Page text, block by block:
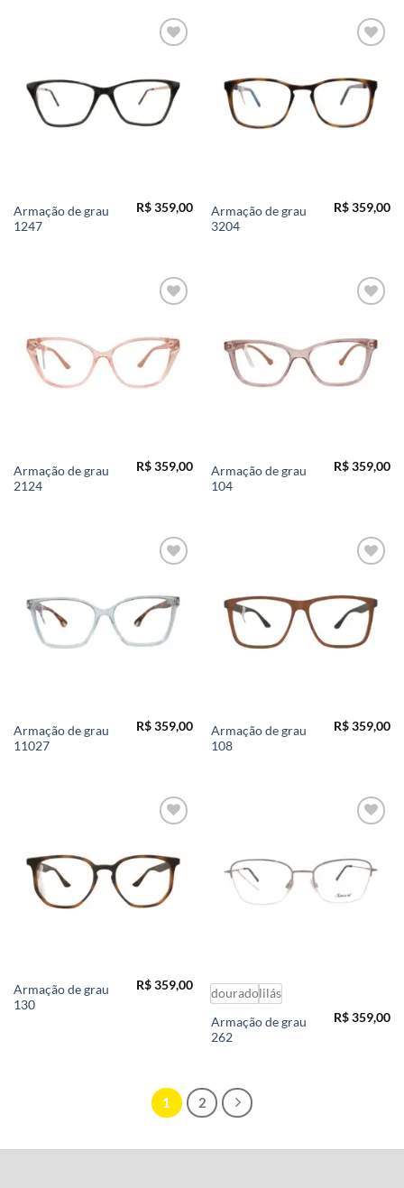
Armação de grau
1247
R$359,00
Armação de grau
3204
R$359,00
Armação de grau
2124
R$359,00
Armação de grau
104
R$359,00
Armação de grau
11027
R$359,00
Armação de grau
108
R$359,00
Armação de grau
130
R$359,00
douradolilás
Armação de grau
262
R$359,00
1 2